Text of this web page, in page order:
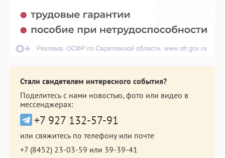
Стали свидетелем интересного события?
Поделитесь с нами новостью, фото или видео в
мессенджерах:
+7 927 132-57-91
или свяжитесь по телефону или почте
+7 (8452) 23-03-59 или 39-39-41